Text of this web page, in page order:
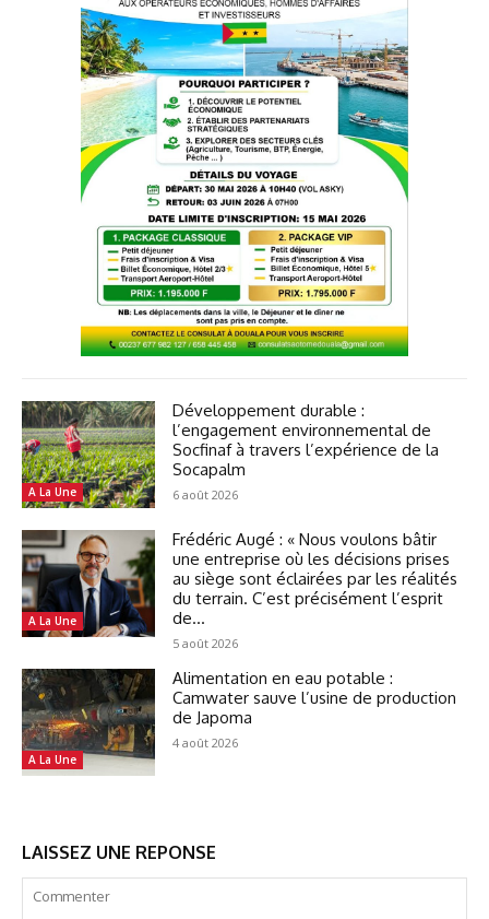
A La Une
Développement durable :
l’engagement environnemental de
Socfinaf à travers l’expérience de la
Socapalm
6 août 2026
A La Une
Frédéric Augé : « Nous voulons bâtir
une entreprise où les décisions prises
au siège sont éclairées par les réalités
du terrain. C’est précisément l’esprit
de...
5 août 2026
A La Une
Alimentation en eau potable :
Camwater sauve l’usine de production
de Japoma
4 août 2026
LAISSEZ UNE REPONSE